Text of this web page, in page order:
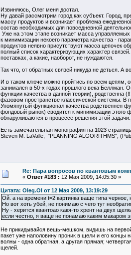
Извиняюсь, Олег меня достал.
Ну давай рассмотрим город как субъект. Город,
массу продуктов и возникает проблема
состав необходимых для повседневной
Уже на этом этапе возникает масса управляемых
к минимизации некоего параметра качества -
продуктов неявно присутствуют масса цепочек
полный список характеризующих характер
поставках, а какие, наоборот, не нуждаются.
Так что, от обратных связей никуда не деться. А
И в таком ключе можно пройтись по всем цепям,
занимался в 50-х годах прошлого века Беллман.
функции качества в данной теории), родственна
фазовом пространстве классической системы.
Упомянутый функционал качества родственнен
фондовый рынок) сводится к минимизации этого
обнаруживаются в процессе решения этой задачи.
Есть замечательная монография на 1023
Steven M. LaValle, "PLANNING ALGORITHMS",
Re: Пара вопросов по квантовым
« Ответ #183 : 12 Мая 2009, 14:05:30 »
Цитата: Oleg.Ol от 12 Мая 2009, 13:19:29
Ой. а на времени t=2 картинка ваще типа
Но вот хоть убей, не понимаю с чего тут
Ну - херится квантоао какя-то хрент на двух
если честно, я ваще не понамаю каким макаром
Не прикидывайся вещь-мешком, видишь на первой
пакет уже наполовину проник в щели и его концы
волны - одна обратная, а другая прямая;
щелей.